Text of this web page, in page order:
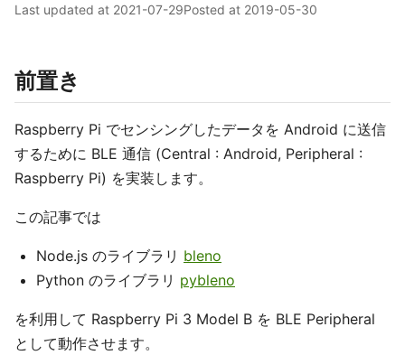
Last updated at 2021-07-29Posted at 2019-05-30
前置き
Raspberry Pi でセンシングしたデータを Android に送信
するために BLE 通信 (Central : Android, Peripheral :
Raspberry Pi) を実装します。
この記事では
Node.js のライブラリ bleno
Python のライブラリ pybleno
を利用して Raspberry Pi 3 Model B を BLE Peripheral
として動作させます。